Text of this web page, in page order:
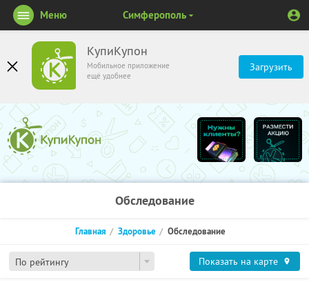
КупиКупон
Мобильное приложение
ещё удобнее
Загрузить
Меню Симферополь
Обследование
По рейтингу
Главная Здоровье Обследование
Показать на карте